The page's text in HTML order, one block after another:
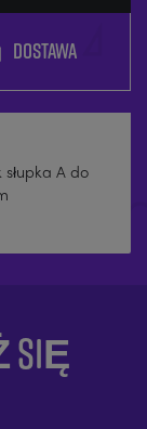
DOSTAWA
A do
SIĘ